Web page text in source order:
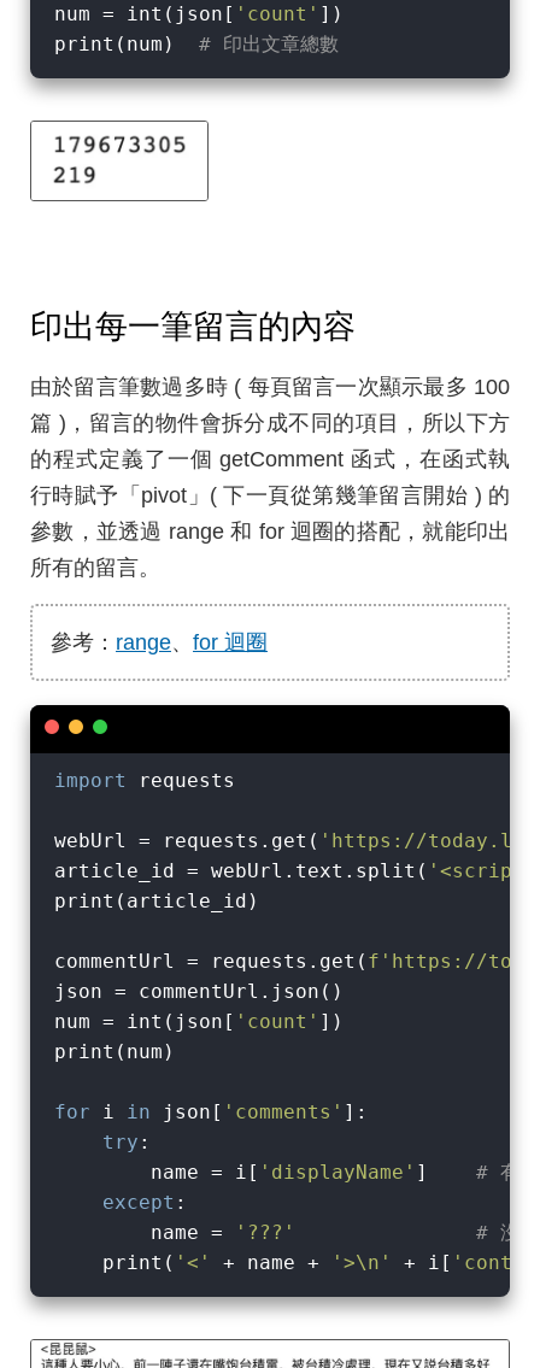
num = int(json[ 'count' ])
print(num) # 印出文章總數
印出每一筆留言的內容
由於留言筆數過多時 ( 每頁留言一次顯示最多 100
篇 )，留言的物件會拆分成不同的項目，所以下方
的程式定義了一個 getComment 函式，在函式執
行時賦予「pivot」( 下一頁從第幾筆留言開始 ) 的
參數，並透過 range 和 for 迴圈的搭配，就能印出
所有的留言。
參考： range、 for 迴圈
import requests
webUrl = requests.get( 'https://
article_id = webUrl.text.split(
print(article_id)
commentUrl = requests.get( f'https://
json = commentUrl.json()
num = int(json[ 'count' ])
print(num)
for i in json[ 'comments' ]:
try :
        name = i[
'displayName' ] # 有名
except :
        name =
'???'
# 沒有
    print(
'<' + name + '>\n' + i[